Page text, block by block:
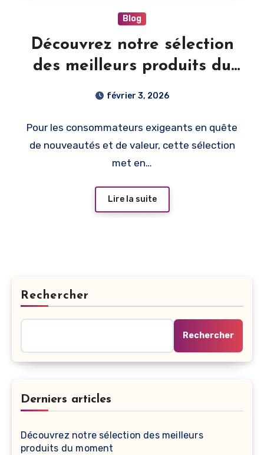
Blog
Découvrez notre sélection
des meilleurs produits du
février 3, 2026
Pour les consommateurs exigeants en quête
de nouveautés et de valeur, cette sélection
met en…
Lire la suite
Rechercher
Rechercher
Derniers articles
Découvrez notre sélection des meilleurs
produits du moment